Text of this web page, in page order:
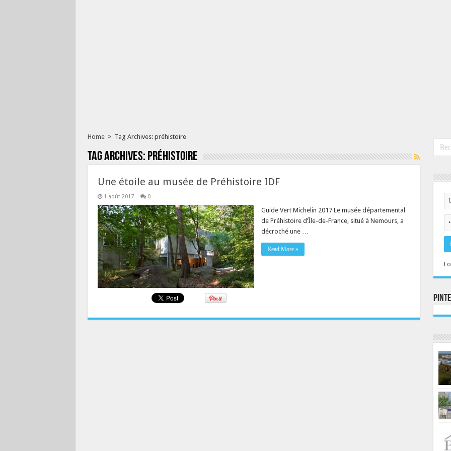
Home > Tag Archives: préhistoire
Tag Archives: préhistoire
Une étoile au musée de Préhistoire IDF
1 août 2017 0
Guide Vert Michelin 2017 Le musée départemental
de Préhistoire d’Île-de-France, situé à Nemours, a
décroché une …
Read More »